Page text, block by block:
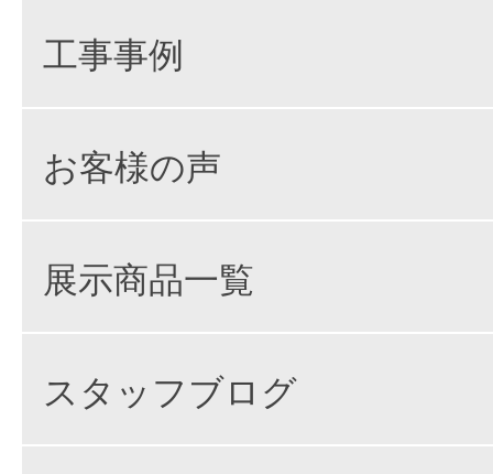
工事事例
お客様の声
展示商品一覧
スタッフブログ